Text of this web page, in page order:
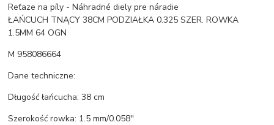
Reťaze na píly - Náhradné diely pre náradie
ŁAŃCUCH TNĄCY 38CM PODZIAŁKA 0.325 SZER. ROWKA
1.5MM 64 OGN
M 958086664
Dane techniczne:
Długość łańcucha: 38 cm
Szerokość rowka: 1.5 mm/0.058''